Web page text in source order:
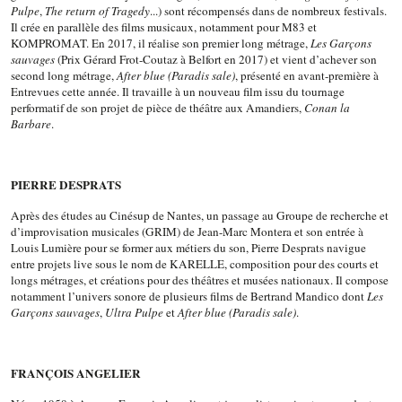
Pulpe, The return of Tragedy...) sont récompensés dans de nombreux festivals.
Il crée en parallèle des films musicaux, notamment pour M83 et
KOMPROMAT. En 2017, il réalise son premier long métrage,Les Garçons
sauvages(Prix Gérard Frot-Coutaz à Belfort en 2017) et vient d’achever son
second long métrage,After blue (Paradis sale), présenté en avant-première à
Entrevues cette année. Il travaille à un nouveau film issu du tournage
performatif de son projet de pièce de théâtre aux Amandiers, Conan la
Barbare.
PIERRE DESPRATS
Après des études au Cinésup de Nantes, un passage au Groupe de recherche et
d’improvisation musicales (GRIM) de Jean-Marc Montera et son entrée à
Louis Lumière pour se former aux métiers du son, Pierre Desprats navigue
entre projets live sous le nom de KARELLE, composition pour des courts et
longs métrages, et créations pour des théâtres et musées nationaux. Il compose
notamment l’univers sonore de plusieurs films de Bertrand Mandico dontLes
Garçons sauvages, Ultra PulpeetAfter blue (Paradis sale).
FRANÇOIS ANGELIER